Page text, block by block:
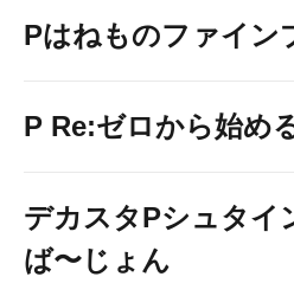
Pはねものファイン
P Re:ゼロから始め
デカスタPシュタイ
ば〜じょん